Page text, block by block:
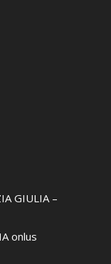
GIULIA –
onlus